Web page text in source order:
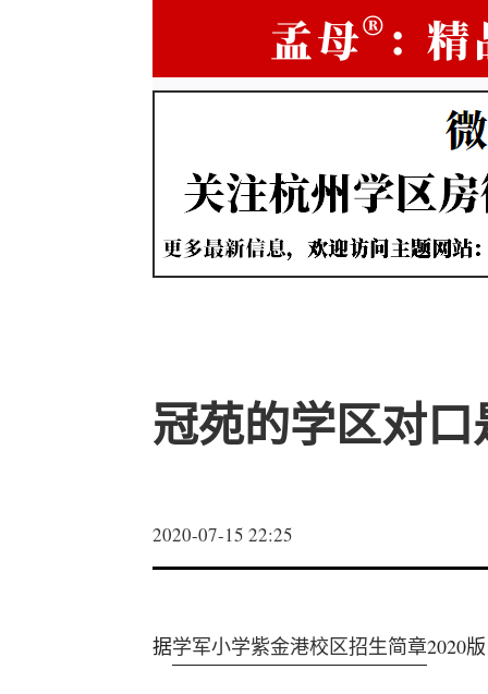
冠苑的学区对
2020-07-15 22:25
据学军小学紫金港校区招生简章2020